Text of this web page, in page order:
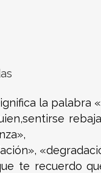
la palabra
te recuerdo